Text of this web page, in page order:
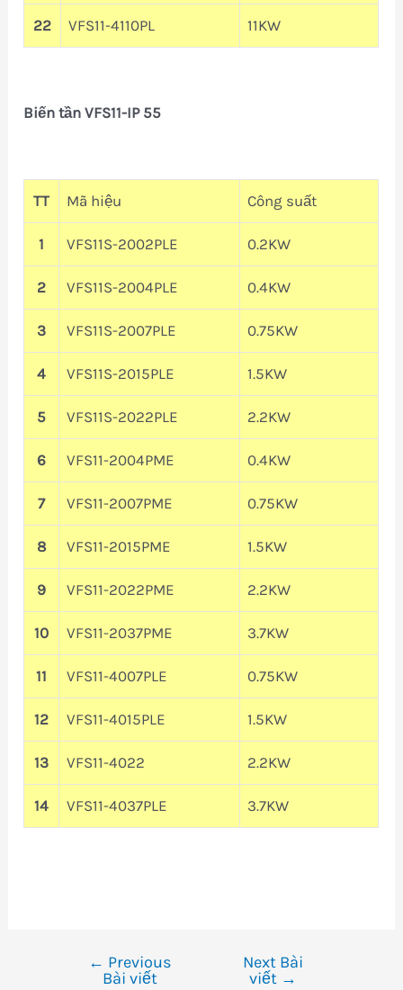
22 VFS11-4110PL 11KW
Biến tần VFS11-IP 55
TT Mã hiệu Công suất
1 VFS11S-2002PLE 0.2KW
2 VFS11S-2004PLE 0.4KW
3 VFS11S-2007PLE 0.75KW
4 VFS11S-2015PLE 1.5KW
5 VFS11S-2022PLE 2.2KW
6 VFS11-2004PME 0.4KW
7 VFS11-2007PME 0.75KW
8 VFS11-2015PME 1.5KW
9 VFS11-2022PME 2.2KW
10 VFS11-2037PME 3.7KW
11 VFS11-4007PLE 0.75KW
12 VFS11-4015PLE 1.5KW
13 VFS11-4022 2.2KW
14 VFS11-4037PLE 3.7KW
← Previous
Bài viết
Next Bài
viết →